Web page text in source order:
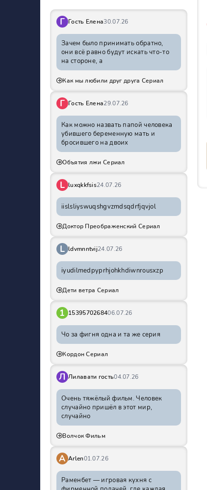
Г Гость Елена30.07.26
Зачем было принимать обратно,
они всё равно будут искать что-то
на стороне, а
Как мы любили друг друга Сериал
Г Гость Елена29.07.26
Как можно назвать папой человека
убившего беременную мать и
бросившего на двоих
Объятия лжи Сериал
L luxqkkfsis24.07.26
iislsliyswuqshgvzmdsqdrfjqvjol
Доктор Преображенский Сериал
L ldvmnntvij24.07.26
iyudilmedpyprhjohkhdiwnrousxzp
Дети ветра Сериал
1 1539570268406.07.26
Чо за фигня одна и та же серия
Кордон Сериал
Л Лилавати гость04.07.26
Очень тяжёлый фильм. Человек
случайно пришёл в этот мир,
случайно
Волчок Фильм
A Arlen01.07.26
Раменбет — игровая кухня с